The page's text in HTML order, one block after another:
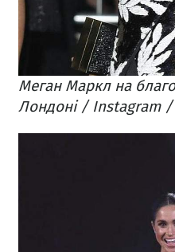
Меган Маркл на
Лондоні / Instagram